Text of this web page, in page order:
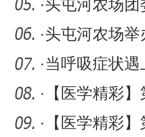
平安守护
·头屯河农场团
锋”活动
·头屯河农场
商引资大
·当呼吸症状
综合征“
·
【医学精彩
寒的春天
·
【医学精彩